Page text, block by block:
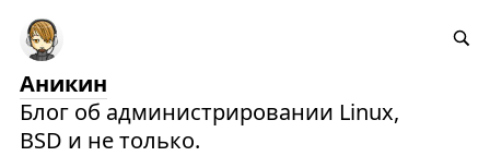
Аникин
Блог об администрировании Linux,
BSD и не только.